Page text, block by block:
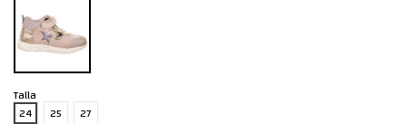
Talla
24
25 27